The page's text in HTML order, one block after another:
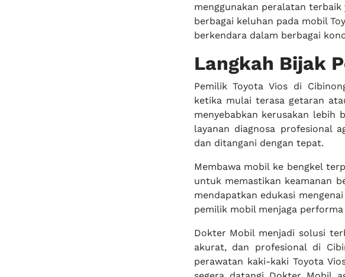
menggunakan peralatan
berbagai keluhan pada mobil
berkendara dalam berbagai
Langkah Bijak
Pemilik Toyota Vios di
ketika mulai terasa getaran
menyebabkan kerusakan lebih
layanan diagnosa profesional
dan ditangani dengan tepat.
Membawa mobil ke bengkel
untuk memastikan keamanan
mendapatkan edukasi
pemilik mobil menjaga
Dokter Mobil menjadi solusi
akurat, dan profesional di
perawatan kaki-kaki Toyota